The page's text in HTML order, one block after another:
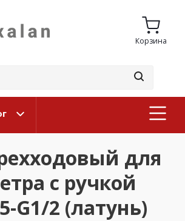
Корзина
для
с ручкой
G1/2 (латунь)